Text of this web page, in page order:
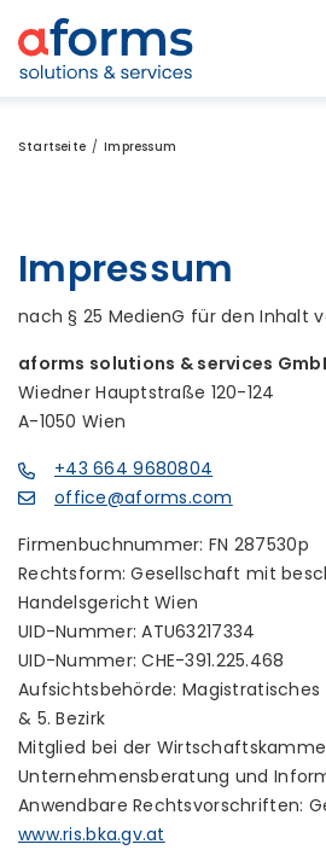
Zum Inhalt
Zum Menü
Zur Suche
Startseite Impressum
Impressum
nach § 25 MedienG für den Inhalt
aforms solutions & services
Wiedner Hauptstraße 120-124
A-1050 Wien
+43 664 9680804
office@aforms.com
Firmenbuchnummer: FN 287530p
Rechtsform: Gesellschaft mit
Handelsgericht Wien
UID-Nummer: ATU63217334
UID-Nummer: CHE-391.225.468
Aufsichtsbehörde:
& 5. Bezirk
Mitglied bei der
Unternehmensberatung und
Anwendbare Rechtsvorschriften:
www.ris.bka.gv.at